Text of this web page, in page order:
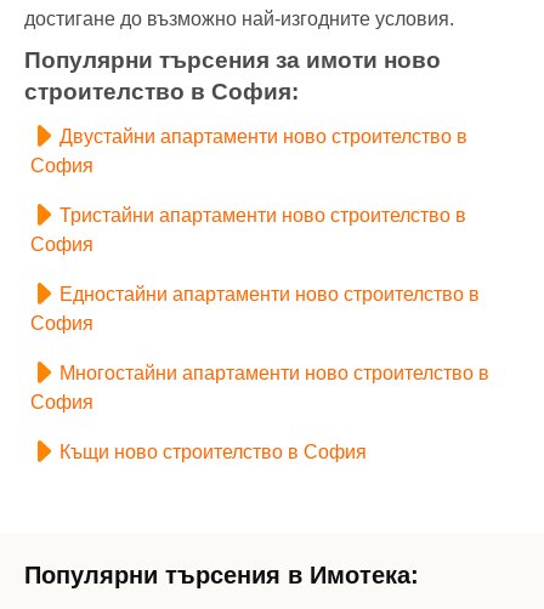
достигане до възможно най-изгодните условия.
Популярни търсения за имоти ново
строителство в София:
Двустайни апартаменти ново строителство в
София
Тристайни апартаменти ново строителство в
София
Едностайни апартаменти ново строителство в
София
Многостайни апартаменти ново строителство в
София
Къщи ново строителство в София
Популярни търсения в Имотека: